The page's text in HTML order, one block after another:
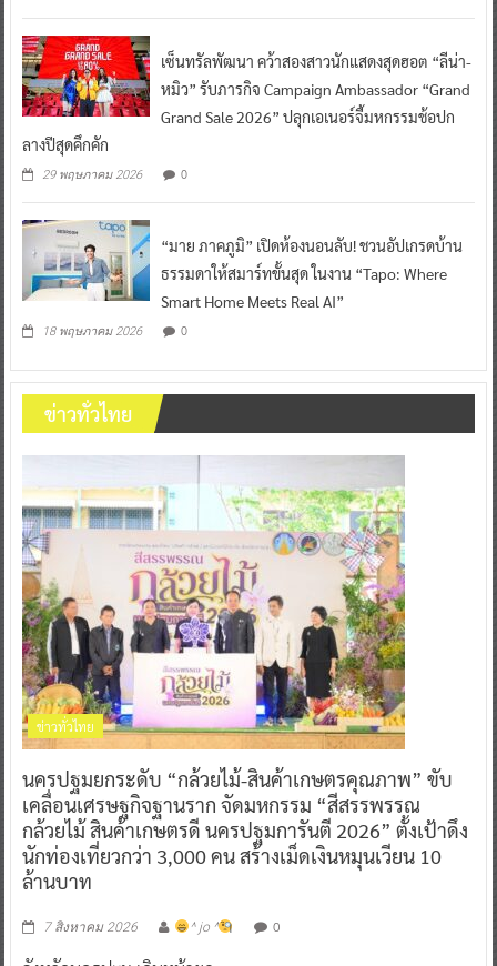
เซ็นทรัลพัฒนา คว้าสองสาวนักแสดงสุดฮอต “ลีน่า-
หมิว” รับภารกิจ Campaign Ambassador “Grand
Grand Sale 2026” ปลุกเอเนอร์จี้มหกรรมช้อปก
ลางปีสุดคึกคัก
29 พฤษภาคม 2026 0
“มาย ภาคภูมิ” เปิดห้องนอนลับ! ชวนอัปเกรดบ้าน
ธรรมดาให้สมาร์ทขั้นสุด ในงาน “Tapo: Where
Smart Home Meets Real AI”
18 พฤษภาคม 2026 0
ข่าวทั่วไทย
ข่าวทั่วไทย
นครปฐมยกระดับ “กล้วยไม้-สินค้าเกษตรคุณภาพ” ขับ
เคลื่อนเศรษฐกิจฐานราก จัดมหกรรม “สีสรรพรรณ
กล้วยไม้ สินค้าเกษตรดี นครปฐมการันตี 2026” ตั้งเป้าดึง
นักท่องเที่ยวกว่า 3,000 คน สร้างเม็ดเงินหมุนเวียน 10
ล้านบาท
7 สิงหาคม 2026 ^ jo ^ 0